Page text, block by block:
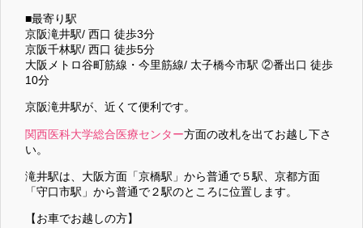
■最寄り駅
京阪滝井駅/ 西口 徒歩3分
京阪千林駅/ 西口 徒歩5分
大阪メトロ谷町筋線・今里筋線/ 太子橋今市駅 ②番出口 徒歩
10分
京阪滝井駅が、近くて便利です。
関西医科大学総合医療センター方面の改札を出てお越し下さ
い。
滝井駅は、大阪方面「京橋駅」から普通で５駅、京都方面
「守口市駅」から普通で２駅のところに位置します。
【お車でお越しの方】